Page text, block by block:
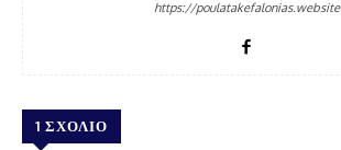
https://poulatakefalonias.website
1 ΣΧΟΛΙΟ